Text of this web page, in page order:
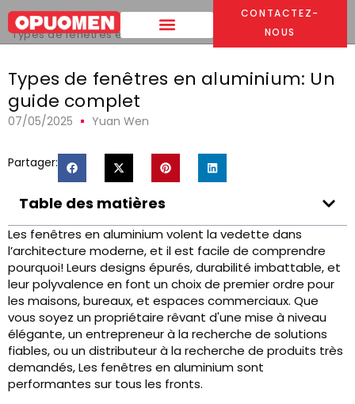
CONTACTEZ-
NOUS
Maison
>
Types de fenêtres en aluminium: Un guide complet
Types de fenêtres en aluminium: Un
guide complet
07/05/2025 Yuan Wen
Partager:
Table des matières
Les fenêtres en aluminium volent la vedette dans
l’architecture moderne, et il est facile de comprendre
pourquoi! Leurs designs épurés, durabilité imbattable, et
leur polyvalence en font un choix de premier ordre pour
les maisons, bureaux, et espaces commerciaux. Que
vous soyez un propriétaire rêvant d'une mise à niveau
élégante, un entrepreneur à la recherche de solutions
fiables, ou un distributeur à la recherche de produits très
demandés, Les fenêtres en aluminium sont
performantes sur tous les fronts.